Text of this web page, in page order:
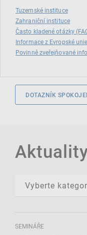
Tuzemské instituce
Zahraniční instituce
Často kladené otázky
Informace z Evropské
Povinně zveřejňované
DOTAZNÍK
SEMINÁŘE